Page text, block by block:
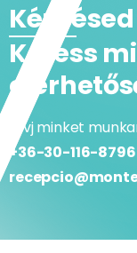
Kérdésed
Keress
Hívj minket
+36-30-116-8796